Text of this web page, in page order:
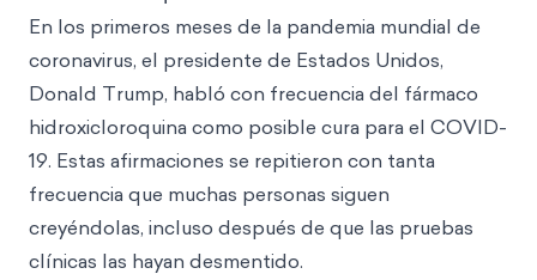
En los primeros meses de la pandemia mundial de
coronavirus, el presidente de Estados Unidos,
Donald Trump, habló con frecuencia del fármaco
hidroxicloroquina como posible cura para el COVID-
19. Estas afirmaciones se repitieron con tanta
frecuencia que muchas personas siguen
creyéndolas, incluso después de que las pruebas
clínicas las hayan desmentido.